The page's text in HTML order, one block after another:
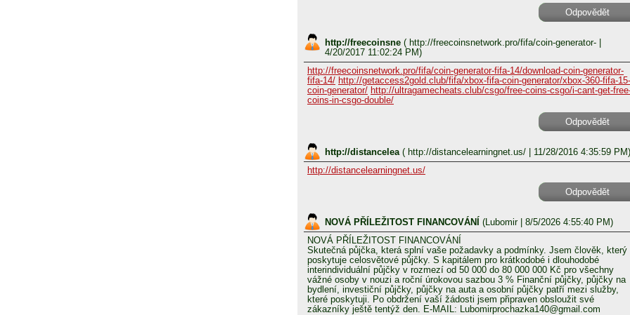
Odpovědět
http://freecoinsne ( http://freecoinsnetwork.pro/fifa/coin-generator-
4/20/2017 11:02:24 PM)
http://freecoinsnetwork.pro/fifa/coin-generator-fifa-14/download-coin-generator-
fifa-14/ http://getaccess2gold.club/fifa/xbox-fifa-coin-generator/xbox-360-fifa-15-
coin-generator/ http://ultragamecheats.club/csgo/free-coins-csgo/i-cant-get-
coins-in-csgo-double/
Odpovědět
http://distancelea ( http://distancelearningnet.us/
| 11/28/2016 4:35:59 PM)
http://distancelearningnet.us/
Odpovědět
NOVÁ PŘÍLEŽITOST FINANCOVÁNÍ (Lubomir| 8/5/2026 4:55:40 PM)
NOVÁ PŘÍLEŽITOST FINANCOVÁNÍ
Skutečná půjčka, která splní vaše požadavky a podmínky. Jsem člověk, který
poskytuje celosvětové půjčky. S kapitálem pro krátkodobé i dlouhodobé
interindividuální půjčky v rozmezí od 50 000 do 80 000 000 Kč pro všechny
vážné osoby v nouzi a roční úrokovou sazbou 3 % Finanční půjčky, půjčky na
bydlení, investiční půjčky, půjčky na auta a osobní půjčky patří mezi služby,
které poskytuji. Po obdržení vaší žádosti jsem připraven obsloužit své
zákazníky ještě tentýž den. E-MAIL: Lubomirprochazka140@gmail.com